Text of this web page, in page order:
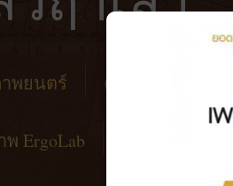
พยนตร์ คาเฟ่
ErgoLab